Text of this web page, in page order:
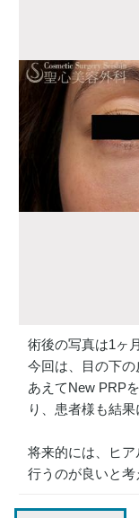
術後の写真は1ヶ
今回は、目の下の
あえてNew PRP
り、患者様も結果
将来的には、ヒ
行うのが良いと考